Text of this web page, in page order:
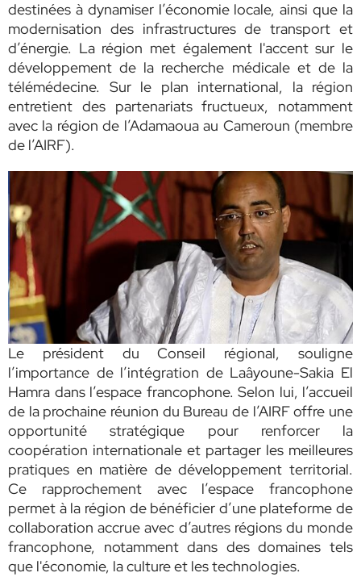
destinées à dynamiser l’économie locale, ainsi que la
modernisation des infrastructures de transport et
d’énergie. La région met également l'accent sur le
développement de la recherche médicale et de la
télémédecine. Sur le plan international, la région
entretient des partenariats fructueux, notamment
avec la région de l’Adamaoua au Cameroun (membre
de l’AIRF).
Le président du Conseil régional, souligne
l’importance de l’intégration de Laâyoune-Sakia El
Hamra dans l’espace francophone. Selon lui, l’accueil
de la prochaine réunion du Bureau de l’AIRF offre une
opportunité stratégique pour renforcer la
coopération internationale et partager les meilleures
pratiques en matière de développement territorial.
Ce rapprochement avec l’espace francophone
permet à la région de bénéficier d’une plateforme de
collaboration accrue avec d’autres régions du monde
francophone, notamment dans des domaines tels
que l'économie, la culture et les technologies.